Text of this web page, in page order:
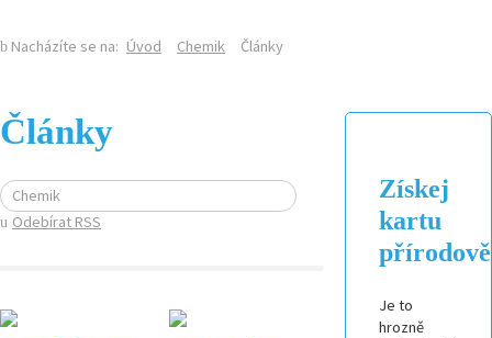
Nacházíte se na: Úvod Chemik Články
Články
Chemik
Odebírat RSS
Získej
kartu
Je to
hrozně